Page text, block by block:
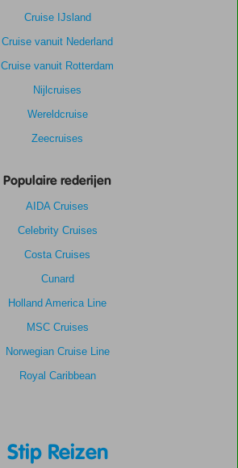
Cruise IJsland
Cruise vanuit Nederland
Cruise vanuit Rotterdam
Nijlcruises
Wereldcruise
Zeecruises
Populaire rederijen
AIDA Cruises
Celebrity Cruises
Costa Cruises
Cunard
Holland America Line
MSC Cruises
Norwegian Cruise Line
Royal Caribbean
Stip Reizen